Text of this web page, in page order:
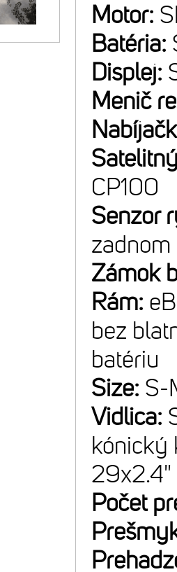
Motor:
Batéria:
Displej:
Menič
CP100
Senzor
Zámok
Rám:
bez
batériu
Size: S-
Vidlica:
kónický
29x2.4"
Počet